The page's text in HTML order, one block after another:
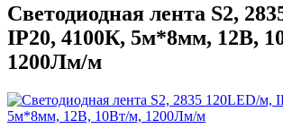
Светодиодная лента S2,
IP20, 4100К, 5м*8мм, 12В,
1200Лм/м